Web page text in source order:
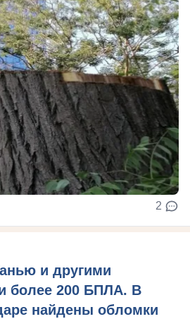
2
и другими
более 200 БПЛА. В
найдены обломки